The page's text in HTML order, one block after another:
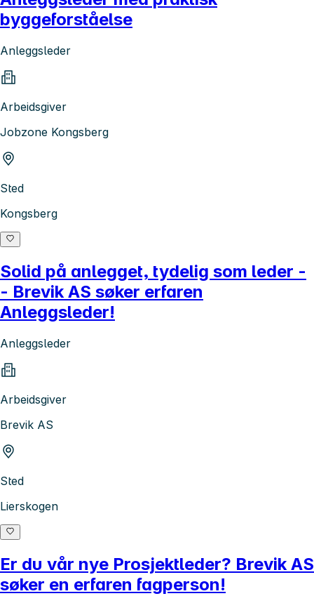
byggeforståelse
Anleggsleder
Arbeidsgiver
Jobzone Kongsberg
Sted
Kongsberg
Solid på anlegget, tydelig som leder -
- Brevik AS søker erfaren
Anleggsleder!
Anleggsleder
Arbeidsgiver
Brevik AS
Sted
Lierskogen
Er du vår nye Prosjektleder? Brevik AS
søker en erfaren fagperson!